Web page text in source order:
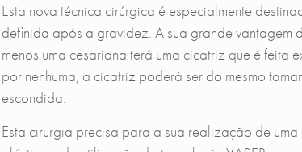
Esta nova técnica cirúrgica é especialmente
definida após a gravidez. A sua grande
menos uma cesariana terá uma cicatriz que é feita
por nenhuma, a cicatriz poderá ser do mesmo
escondida.
Esta cirurgia precisa para a sua realização de